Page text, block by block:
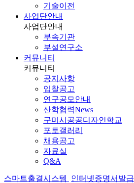
기술이전
사업단안내
사업단안내
부속기관
부설연구소
커뮤니티
커뮤니티
공지사항
입찰공고
연구공모안내
산학협력News
구미시공공디자인학교
포토갤러리
채용공고
자료실
Q&A
스마트출결시스템 인터넷증명서발급